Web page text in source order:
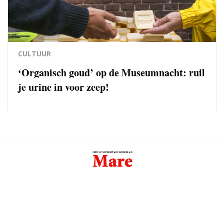
CULTUUR
‘Organisch goud’ op de Museumnacht: ruil
je urine in voor zeep!